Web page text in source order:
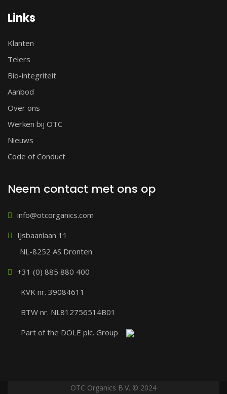
Links
Klanten
Telers
Bio-integriteit
Aanbod
Over ons
Werken bij OTC
Nieuws
Code of Conduct
Neem contact met ons op
info@otcorganics.com
IJsbaanlaan 11
NL-8252 AS Dronten
+31 (0) 885 880 400
KVK nr. 39084611
BTW nr. NL812756514B01
Part of the DOLE plc. Group
OTC Organics B.V. © 2024